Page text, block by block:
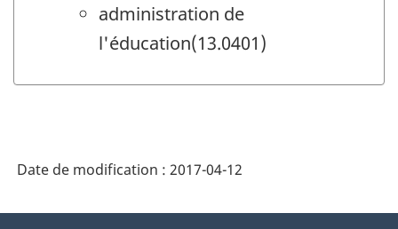
administration de
l'éducation(13.0401)
Date de modification : 2017-04-12